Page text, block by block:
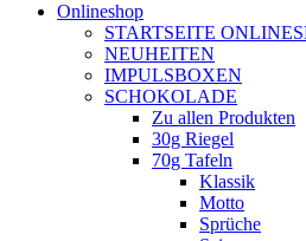
Onlineshop
STARTSEITE
NEUHEITEN
IMPULSBOXEN
SCHOKOLADE
Zu allen Produkten
30g Riegel
70g Tafeln
Klassik
Motto
Sprüche